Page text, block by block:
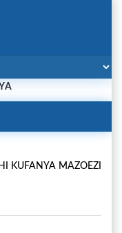
KUFANYA MAZOEZI